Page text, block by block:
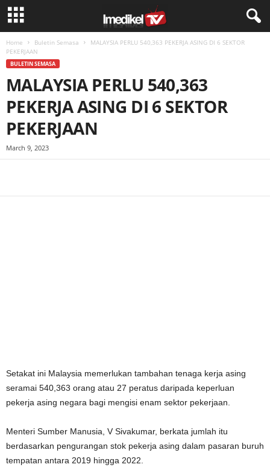
Home Buletin Semasa
MALAYSIA PERLU 540,363 PEKERJA ASING DI 6 SEKTOR
PEKERJAAN
BULETIN SEMASA
MALAYSIA PERLU 540,363
PEKERJA ASING DI 6 SEKTOR
PEKERJAAN
March 9, 2023
Setakat ini Malaysia memerlukan tambahan tenaga kerja asing
seramai 540,363 orang atau 27 peratus daripada keperluan
pekerja asing negara bagi mengisi enam sektor pekerjaan.
Menteri Sumber Manusia, V Sivakumar, berkata jumlah itu
berdasarkan pengurangan stok pekerja asing dalam pasaran buruh
tempatan antara 2019 hingga 2022.